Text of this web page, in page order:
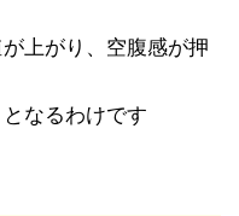
上がり、空腹感が押
なるわけです